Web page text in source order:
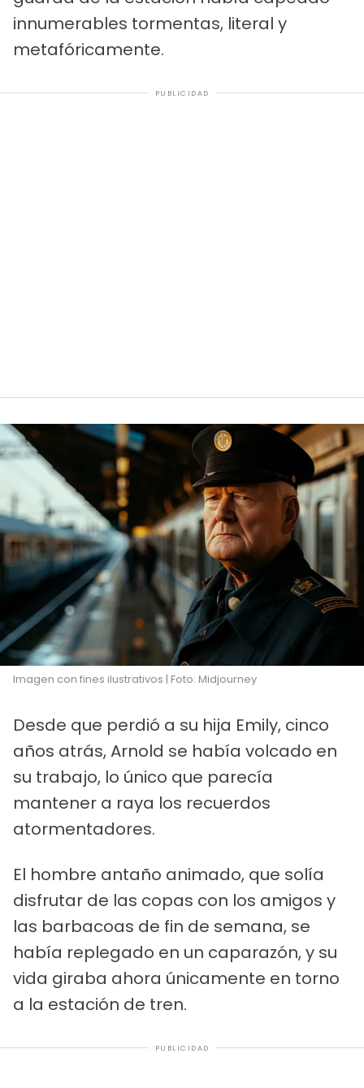
innumerables tormentas, literal y
metafóricamente.
PUBLICIDAD
Imagen con fines ilustrativos | Foto: Midjourney
Desde que perdió a su hija Emily, cinco
años atrás, Arnold se había volcado en
su trabajo, lo único que parecía
mantener a raya los recuerdos
atormentadores.
El hombre antaño animado, que solía
disfrutar de las copas con los amigos y
las barbacoas de fin de semana, se
había replegado en un caparazón, y su
vida giraba ahora únicamente en torno
a la estación de tren.
PUBLICIDAD